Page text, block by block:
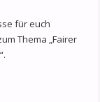
für euch
Thema „Fairer